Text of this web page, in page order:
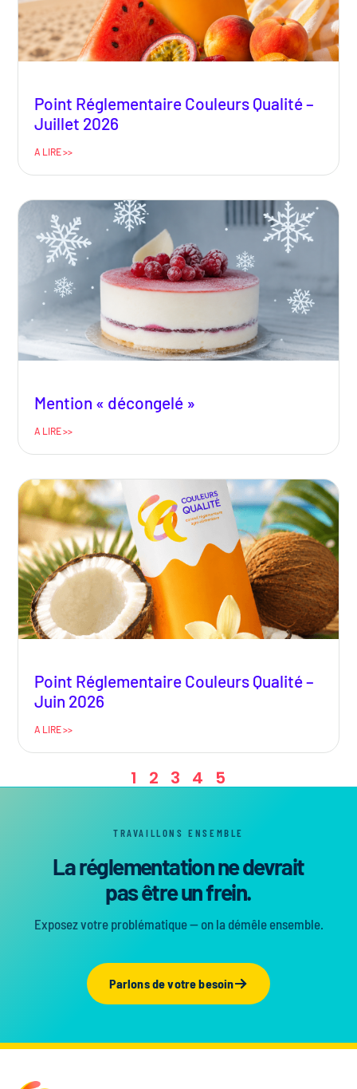
Point Réglementaire Couleurs Qualité –
Juillet 2026
A LIRE >>
Mention « décongelé »
A LIRE >>
Point Réglementaire Couleurs Qualité –
Juin 2026
A LIRE >>
1 2 3 4 5
TRAVAILLONS ENSEMBLE
La réglementation ne devrait
pas être un frein.
Exposez votre problématique — on la démêle ensemble.
Parlons de votre besoin